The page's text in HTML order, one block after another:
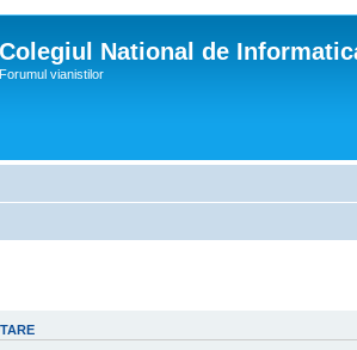
Colegiul National de
Forumul vianistilor